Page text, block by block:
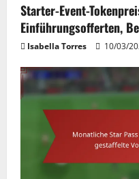
Starter-Event-
Einführungsofferten,
Isabella Torres 10/03/